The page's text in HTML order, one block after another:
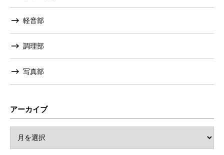
軽音部
調理部
写真部
アーカイブ